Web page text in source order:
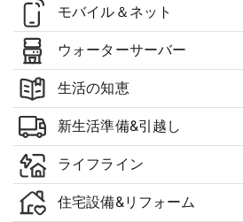
モバイル＆ネット
ウォーターサーバー
生活の知恵
新生活準備&引越し
ライフライン
住宅設備&リフォーム